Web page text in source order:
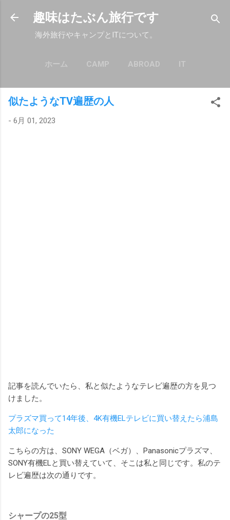
スキップしてメイン コンテンツに移動
趣味はたぶん旅行です
海外旅行やキャンプとITについて。
ホーム CAMP ABROAD IT
もっと見る… POLICY
似たようなTV遍歴の人
- 6月 01, 2023
記事を読んでいたら、私と似たようなテレビ遍歴の方を見つ
けました。
プラズマ買って14年後、4K有機ELテレビに買い替えたら浦島
太郎になった
こちらの方は、SONY WEGA（ベガ）、Panasonicプラズマ、
SONY有機ELと買い替えていて、そこは私と同じです。私のテ
レビ遍歴は次の通りです。
シャープの25型